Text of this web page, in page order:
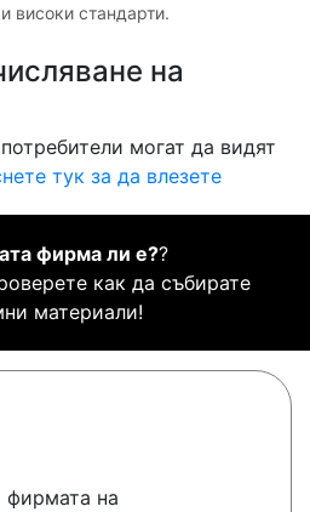
високи стандарти.
на
могат да видят
тук за да влезете
фирма ли е??
как да събирате
материали!
на